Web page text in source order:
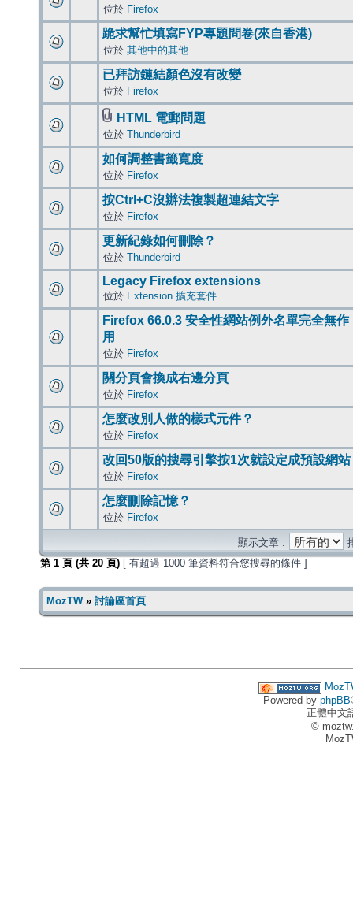
位於 Firefox
跪求幫忙填寫FYP專題問卷(來自香港)
位於 其他中的其他
已拜訪鏈結顏色沒有改變
位於 Firefox
HTML 電郵問題
位於 Thunderbird
如何調整書籤寬度
位於 Firefox
按Ctrl+C沒辦法複製超連結文字
位於 Firefox
更新紀錄如何刪除？
位於 Thunderbird
Legacy Firefox extensions
位於 Extension 擴充套件
Firefox 66.0.3 安全性網站例外名單完全無作
用
位於 Firefox
關分頁會換成右邊分頁
位於 Firefox
怎麼改別人做的樣式元件？
位於 Firefox
改回50版的搜尋引擎按1次就設定成預設網站
位於 Firefox
怎麼刪除記憶？
位於 Firefox
顯示文章 :
第 1 頁 (共 20 頁) [ 有超過 1000 筆資料符合您搜尋的條件 ]
MozTW» 討論區首頁
Powered by phpBB
正體中文
©